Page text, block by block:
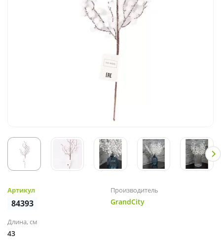
Артикул
84393
Производитель
GrandCity
Длина, см
43